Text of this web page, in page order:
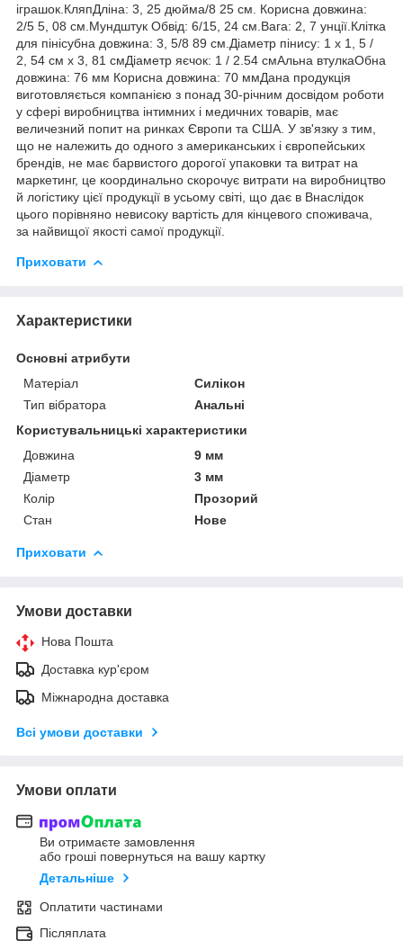
іграшок.КляпДліна: 3, 25 дюйма/8 25 см. Корисна довжина:
2/5 5, 08 см.Мундштук Обвід: 6/15, 24 см.Вага: 2, 7 унції.Клітка
для пінісубна довжина: 3, 5/8 89 см.Діаметр пінису: 1 x 1, 5 /
2, 54 см x 3, 81 смДіаметр яєчок: 1 / 2.54 смАльна втулкаОбна
довжина: 76 мм Корисна довжина: 70 ммДана продукція
виготовляється компанією з понад 30-річним досвідом роботи
у сфері виробництва інтимних і медичних товарів, має
величезний попит на ринках Європи та США. У зв'язку з тим,
що не належить до одного з американських і європейських
брендів, не має барвистого дорогої упаковки та витрат на
маркетинг, це координально скорочує витрати на виробництво
й логістику цієї продукції в усьому світі, що дає в Внаслідок
цього порівняно невисоку вартість для кінцевого споживача,
за найвищої якості самої продукції.
Приховати
Характеристики
Основні атрибути
Матеріал
Силікон
Тип вібратора
Анальні
Користувальницькі характеристики
Довжина
9 мм
Діаметр
3 мм
Колір
Прозорий
Стан
Нове
Приховати
Умови доставки
Нова Пошта
Доставка кур'єром
Міжнародна доставка
Всі умови доставки
Умови оплати
Ви отримаєте замовлення
або гроші повернуться на вашу картку
Детальніше
Оплатити частинами
Післяплата